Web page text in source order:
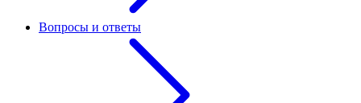
Вопросы и ответы